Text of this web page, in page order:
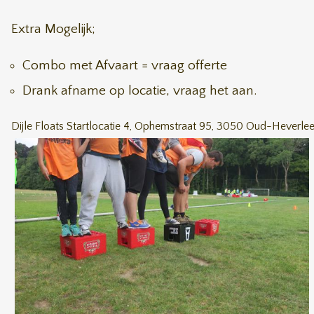
Extra Mogelijk;
Combo met Afvaart = vraag offerte
Drank afname op locatie, vraag het aan.
Dijle Floats Startlocatie 4, Ophemstraat 95, 3050 Oud-Heverlee